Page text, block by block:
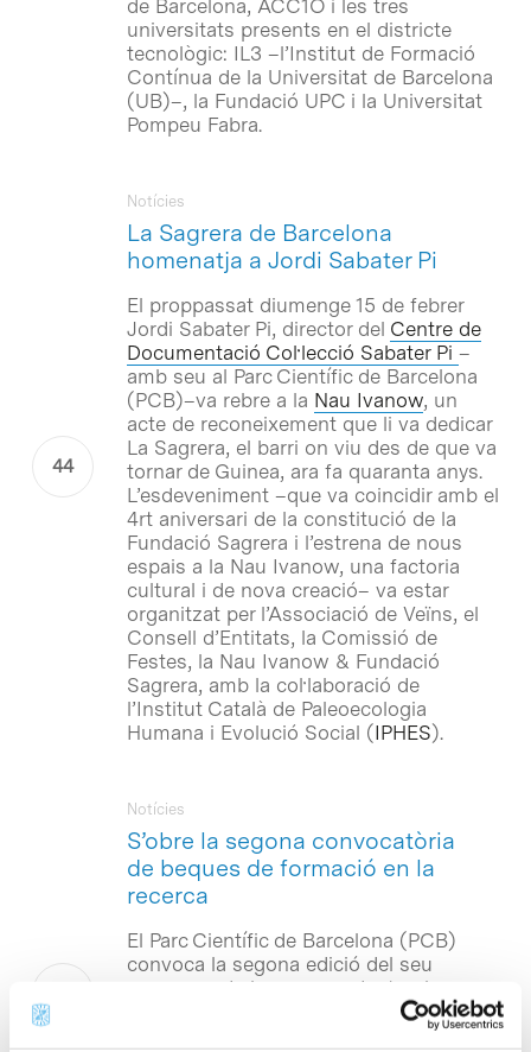
de Barcelona, ACC1Ó i les tres
universitats presents en el districte
tecnològic: IL3 –l’Institut de Formació
Contínua de la Universitat de Barcelona
(UB)–, la Fundació UPC i la Universitat
Pompeu Fabra.
La Sagrera de Barcelona
homenatja a Jordi Sabater Pi
Notícies
El proppassat diumenge 15 de febrer
Jordi Sabater Pi, director del Centre de
Documentació Col·lecció Sabater Pi –
amb seu al Parc Científic de Barcelona
(PCB)–va rebre a la Nau Ivanow, un
acte de reconeixement que li va dedicar
La Sagrera, el barri on viu des de que va
tornar de Guinea, ara fa quaranta anys.
L’esdeveniment –que va coincidir amb el
4rt aniversari de la constitució de la
Fundació Sagrera i l’estrena de nous
espais a la Nau Ivanow, una factoria
cultural i de nova creació– va estar
organitzat per l’Associació de Veïns, el
Consell d’Entitats, la Comissió de
Festes, la Nau Ivanow & Fundació
Sagrera, amb la col·laboració de
l’Institut Català de Paleoecologia
Humana i Evolució Social (IPHES).
S’obre la segona convocatòria
de beques de formació en la
recerca
Notícies
El Parc Científic de Barcelona (PCB)
convoca la segona edició del seu
programa de beques predoctorals, que
té com a objectiu promoure la formació
d‘investigadors. Aquesta beca, que té